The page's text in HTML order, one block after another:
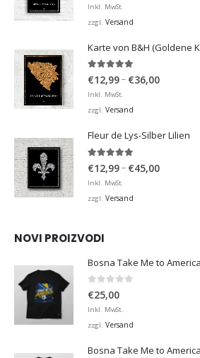
Inkl. MwSt.
zzgl. Versand
Karte von B&H (Goldene
4.98von 5
€12,99– €36,00
Inkl. MwSt.
zzgl. Versand
Fleur de Lys-Silber Lilien
€12,99– €45,00
Inkl. MwSt.
zzgl. Versand
NOVI PROIZVODI
Bosna Take Me to
0 von 5
€25,00
Inkl. MwSt.
zzgl. Versand
Bosna Take Me to